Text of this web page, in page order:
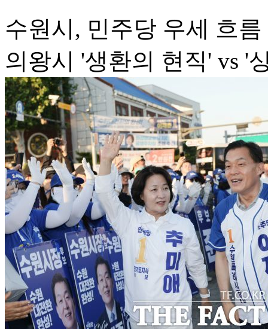
수원시, 민주당 우세 흐
의왕시 '생환의 현직' vs '